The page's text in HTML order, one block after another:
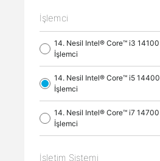
İşlemci
14. Nesil Intel® Core™ i3 14100
İşlemci
14. Nesil Intel® Core™ i5 14400
İşlemci
14. Nesil Intel® Core™ i7 14700
İşlemci
İşletim Sistemi